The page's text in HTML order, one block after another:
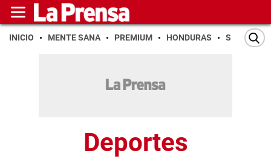
INICIO MENTE SANA PREMIUM HONDURAS SAN PEDRO
Deportes